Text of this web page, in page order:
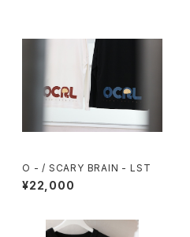
O - / SCARY BRAIN - LST
¥22,000